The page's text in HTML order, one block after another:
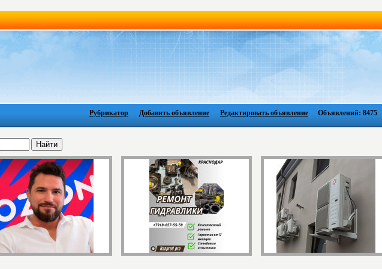
Рубрикатор Добавить объявление Редактировать объявление Объявлений: 8475